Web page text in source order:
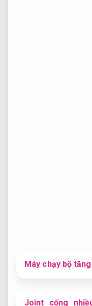
Máy chạy bộ
Joint cống